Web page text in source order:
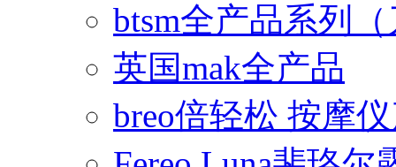
btsm全产品系列
英国mak全产品
breo倍轻松 按摩